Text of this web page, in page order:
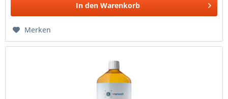
In den Warenkorb
Merken